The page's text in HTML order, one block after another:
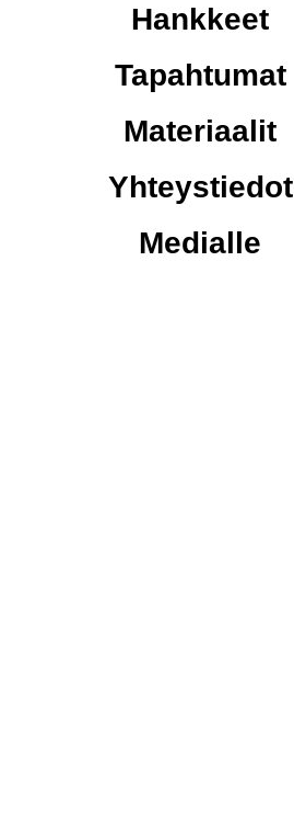
Hankkeet
Tapahtumat
Materiaalit
Yhteystiedot
Medialle